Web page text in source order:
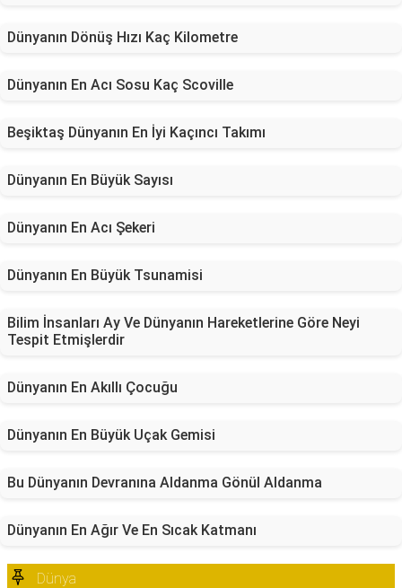
Dünyanın Dönüş Hızı Kaç Kilometre
Dünyanın En Acı Sosu Kaç Scoville
Beşiktaş Dünyanın En İyi Kaçıncı Takımı
Dünyanın En Büyük Sayısı
Dünyanın En Acı Şekeri
Dünyanın En Büyük Tsunamisi
Bilim İnsanları Ay Ve Dünyanın Hareketlerine Göre Neyi
Tespit Etmişlerdir
Dünyanın En Akıllı Çocuğu
Dünyanın En Büyük Uçak Gemisi
Bu Dünyanın Devranına Aldanma Gönül Aldanma
Dünyanın En Ağır Ve En Sıcak Katmanı
Dünya